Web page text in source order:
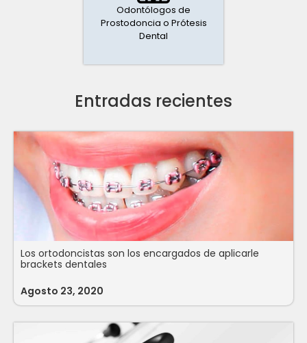
Odontólogos de
Prostodoncia o Prótesis
Dental
Entradas recientes
Los ortodoncistas son los encargados de aplicarle
brackets dentales
Agosto 23, 2020